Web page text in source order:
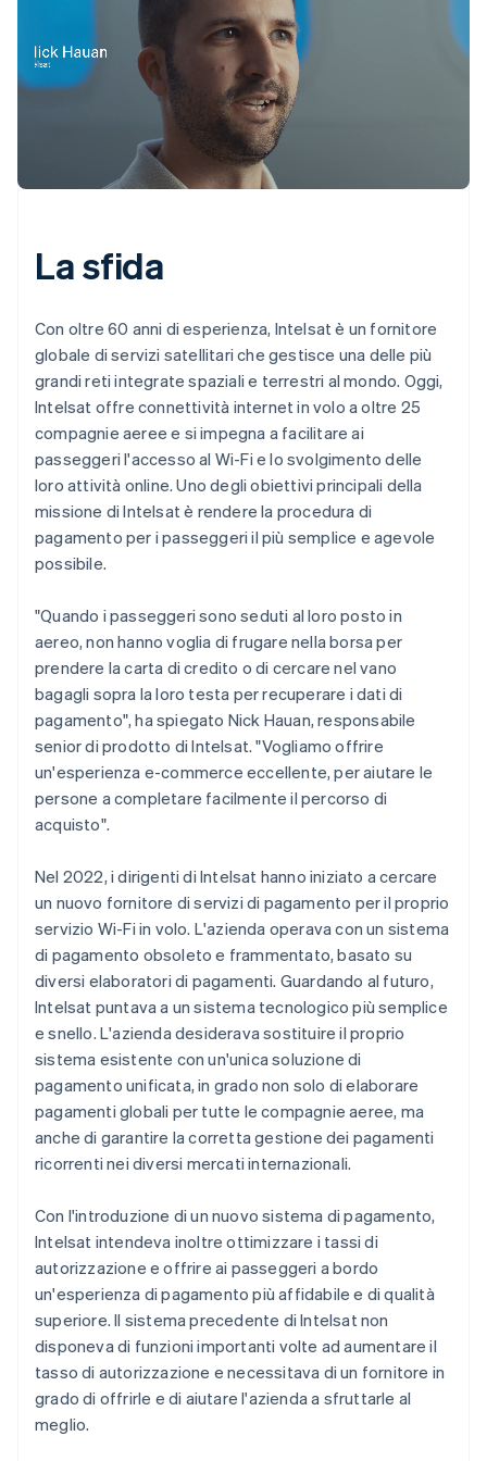
La sfida
Con oltre 60 anni di esperienza, Intelsat è un fornitore
globale di servizi satellitari che gestisce una delle più
grandi reti integrate spaziali e terrestri al mondo. Oggi,
Intelsat offre connettività internet in volo a oltre 25
compagnie aeree e si impegna a facilitare ai
passeggeri l'accesso al Wi-Fi e lo svolgimento delle
loro attività online. Uno degli obiettivi principali della
missione di Intelsat è rendere la procedura di
pagamento per i passeggeri il più semplice e agevole
possibile.
"Quando i passeggeri sono seduti al loro posto in
aereo, non hanno voglia di frugare nella borsa per
prendere la carta di credito o di cercare nel vano
bagagli sopra la loro testa per recuperare i dati di
pagamento", ha spiegato Nick Hauan, responsabile
senior di prodotto di Intelsat. "Vogliamo offrire
un'esperienza e-commerce eccellente, per aiutare le
persone a completare facilmente il percorso di
acquisto".
Nel 2022, i dirigenti di Intelsat hanno iniziato a cercare
un nuovo fornitore di servizi di pagamento per il proprio
servizio Wi-Fi in volo. L'azienda operava con un sistema
di pagamento obsoleto e frammentato, basato su
diversi elaboratori di pagamenti. Guardando al futuro,
Intelsat puntava a un sistema tecnologico più semplice
e snello. L'azienda desiderava sostituire il proprio
sistema esistente con un'unica soluzione di
pagamento unificata, in grado non solo di elaborare
pagamenti globali per tutte le compagnie aeree, ma
anche di garantire la corretta gestione dei pagamenti
ricorrenti nei diversi mercati internazionali.
Con l'introduzione di un nuovo sistema di pagamento,
Intelsat intendeva inoltre ottimizzare i tassi di
autorizzazione e offrire ai passeggeri a bordo
un'esperienza di pagamento più affidabile e di qualità
superiore. Il sistema precedente di Intelsat non
disponeva di funzioni importanti volte ad aumentare il
tasso di autorizzazione e necessitava di un fornitore in
grado di offrirle e di aiutare l'azienda a sfruttarle al
meglio.